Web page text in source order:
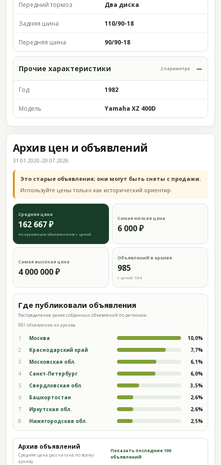
Передний тормоз Два диска
Задняя шина 110/90-18
Передняя шина 90/90-18
Прочие характеристики 2 параметра
Год 1982
Модель Yamaha XZ 400D
Архив цен и объявлений
31.01.2020–20.07.2026
Это старые объявления; они могут быть сняты с продажи.
Используйте цены только как исторический ориентир.
Средняя цена
162 667 ₽
по архивным объявлениям с ценой
Самая низкая цена
6 000 ₽
Самая высокая цена
4 000 000 ₽
Объявлений в архиве
985
с ценой: 984
Где публиковали объявления
Распределение ранее собранных объявлений по регионам.
981 объявление из архива
1 Москва 10,0%
2 Краснодарский край 7,7%
3 Московская обл. 6,1%
4 Санкт-Петербург 6,0%
5 Свердловская обл. 3,5%
6 Башкортостан 2,6%
7 Иркутская обл. 2,6%
8 Нижегородская обл. 2,5%
Архив объявлений
Средняя цена рассчитана по всему
архиву
Показать последние 100
объявлений